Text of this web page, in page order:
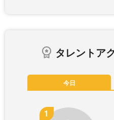
タレントア
今日